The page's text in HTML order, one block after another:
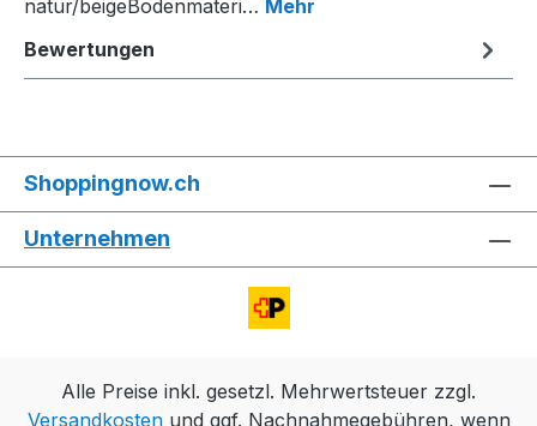
natur/beigeBodenmateri… Mehr
Bewertungen
Shoppingnow.ch
Unternehmen
Alle Preise inkl. gesetzl. Mehrwertsteuer zzgl.
Versandkostenund ggf. Nachnahmegebühren, wenn